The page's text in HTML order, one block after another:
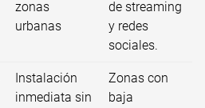
zonas
urbanas
de streaming
y redes
sociales.
Instalación
inmediata sin
Zonas con
baja